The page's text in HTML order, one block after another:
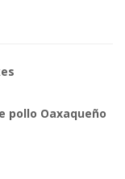
pollo Oaxaqueño